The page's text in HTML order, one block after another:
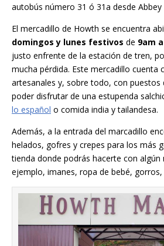
autobús número 31 ó 31a desde Abbey
El mercadillo de Howth se encuentra
domingos y lunes festivos de 9am
justo enfrente de la estación de tren,
mucha pérdida. Este mercadillo cuenta
artesanales y, sobre todo, con puestos
poder disfrutar de una estupenda
lo español o comida india y tailandesa.
Además, a la entrada del marcadillo
helados, gofres y crepes para los más
tienda donde podrás hacerte con algún
ejemplo, imanes, ropa de bebé,